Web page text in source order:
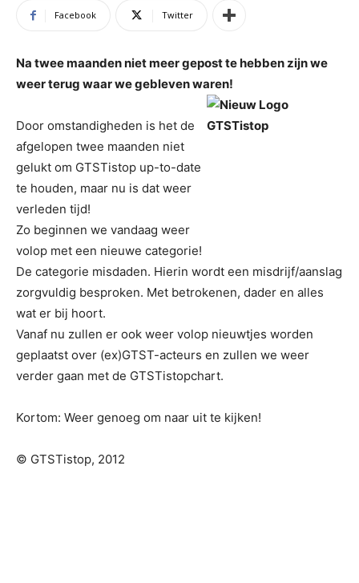
Facebook Twitter
Na twee maanden niet meer gepost te hebben zijn we
weer terug waar we gebleven waren!
Door omstandigheden is het de
afgelopen twee maanden niet
gelukt om GTSTistop up-to-date
te houden, maar nu is dat weer
verleden tijd!
Zo beginnen we vandaag weer
volop met een nieuwe categorie!
De categorie misdaden. Hierin wordt een misdrijf/aanslag
zorgvuldig besproken. Met betrokenen, dader en alles
wat er bij hoort.
Vanaf nu zullen er ook weer volop nieuwtjes worden
geplaatst over (ex)GTST-acteurs en zullen we weer
verder gaan met de GTSTistopchart.
Kortom: Weer genoeg om naar uit te kijken!
© GTSTistop, 2012